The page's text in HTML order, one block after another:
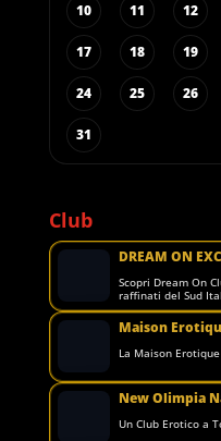
10 11 12
17 18 19
24 25 26
31
Club
DREAM ON
Scopri Dream On
raffinati del Sud
Maison
La Maison
New Olimpia
Un Club Erotico a